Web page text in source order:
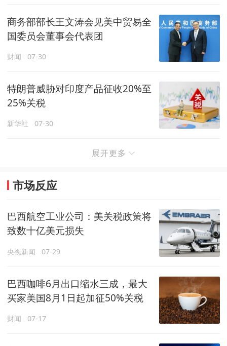
商务部部长王文涛会见美中贸易全
国委员会董事会代表团
财闻 07-30
特朗普威胁对印度产品征收20%至
25%关税
新华社 07-30
展开更多
市场反应
巴西航空工业公司：美关税政策将
致数十亿美元损失
央视新闻 07-29
巴西咖啡6月出口缩水三成，最大
买家美国8月1日起加征50%关税
财闻 07-17